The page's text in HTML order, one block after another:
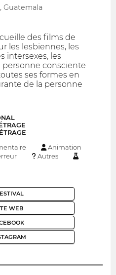
Guatemala
des films de
les lesbiennes, les
intersexes, les
consciente
ses formes en
de la personne
Animation
Autres
WEB